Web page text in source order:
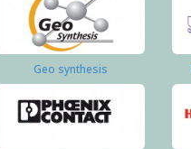
Geo synthesis